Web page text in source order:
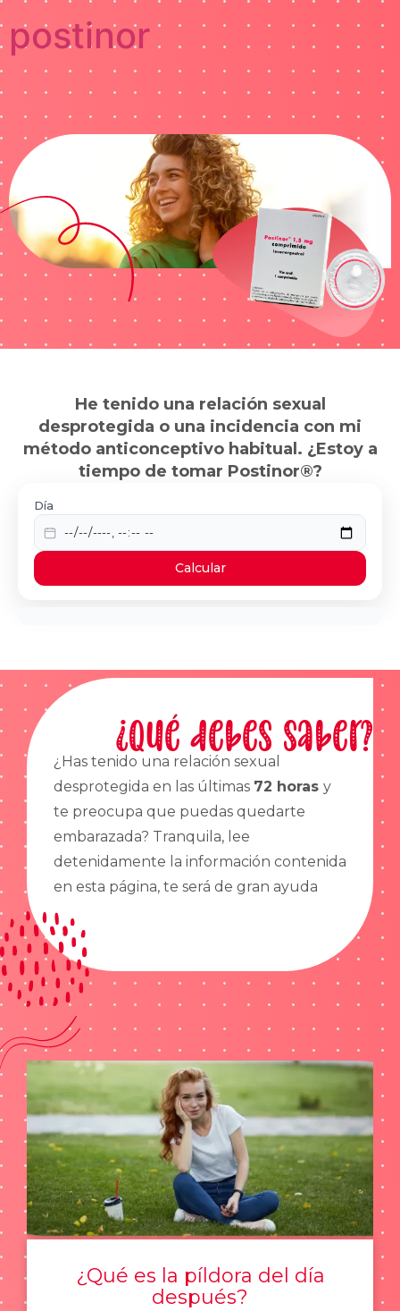
postinor
He tenido una relación sexual
desprotegida o una incidencia con mi
método anticonceptivo habitual. ¿Estoy a
tiempo de tomar Postinor®?
Día
Calcular
¿Qué debes saber?
¿Has tenido una relación sexual
desprotegida en las últimas 72 horas y
te preocupa que puedas quedarte
embarazada? Tranquila, lee
detenidamente la información contenida
en esta página, te será de gran ayuda
¿Qué es la píldora del día
después?